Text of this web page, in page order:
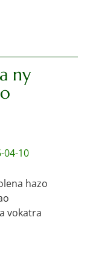
ny
04-10
hazo
vokatra